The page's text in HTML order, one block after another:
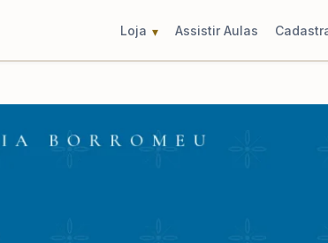
Loja Assistir Aulas